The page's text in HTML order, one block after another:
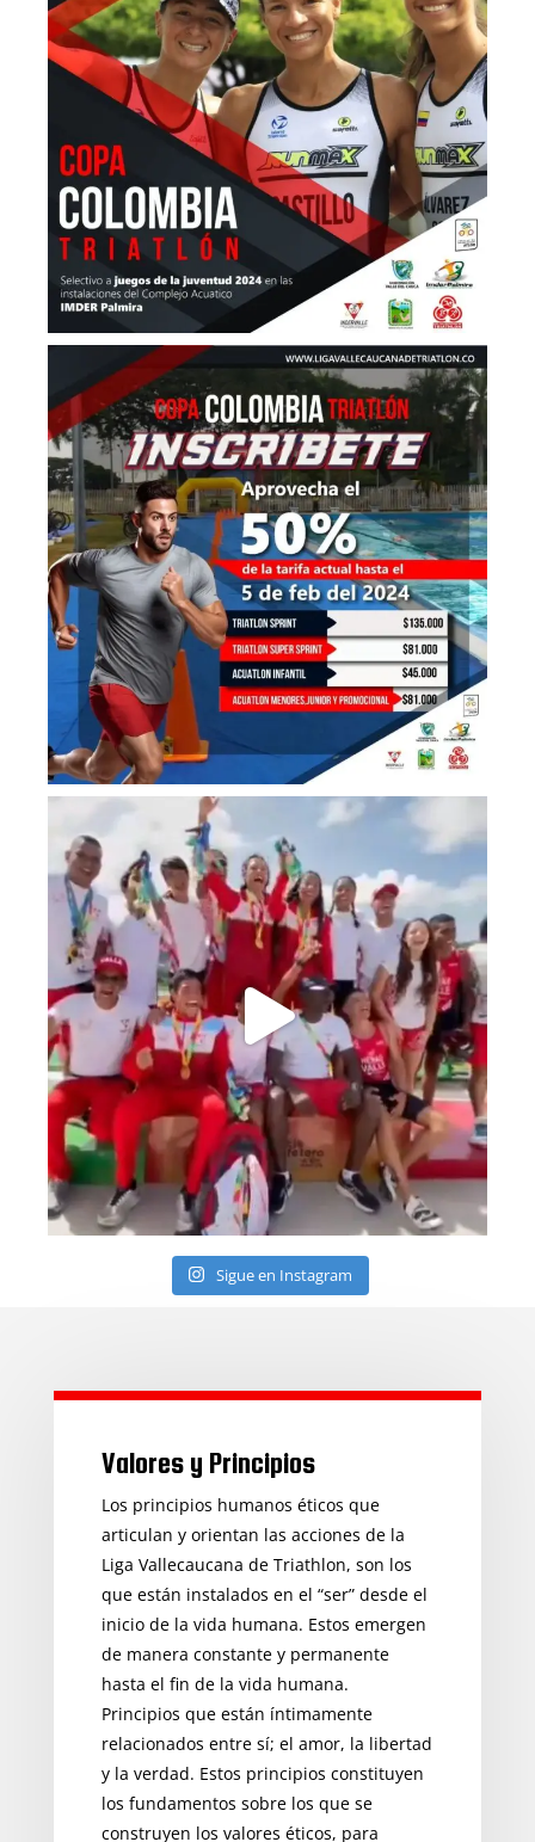
Sigue en Instagram
Valores y Principios
Los principios humanos éticos que
articulan y orientan las acciones de la
Liga Vallecaucana de Triathlon, son los
que están instalados en el “ser” desde el
inicio de la vida humana. Estos emergen
de manera constante y permanente
hasta el fin de la vida humana.
Principios que están íntimamente
relacionados entre sí; el amor, la libertad
y la verdad. Estos principios constituyen
los fundamentos sobre los que se
construyen los valores éticos, para